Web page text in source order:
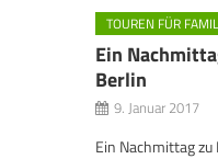
TOUREN FÜR
Ein
Berlin
9. Januar 2017
Ein Nachmittag zu